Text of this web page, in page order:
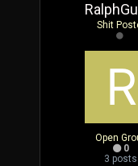
Shit
Open
0
3 posts